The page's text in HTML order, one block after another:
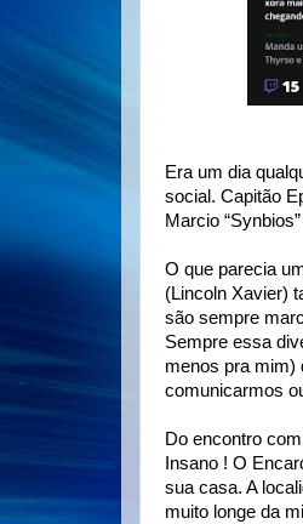
Era um dia
social. Capitão
Marcio
O que parecia
(Lincoln Xavier)
são sempre
Sempre essa
menos pra mim)
comunicarmos
Do encontro
Insano ! O
sua casa. A
muito longe da